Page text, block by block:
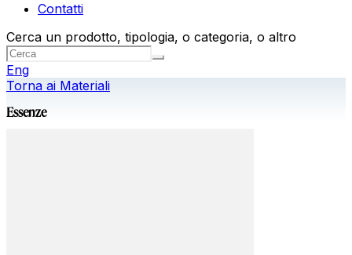
Contatti
Cerca un prodotto, tipologia, o categoria, o altro
Eng
Torna ai Materiali
Essenze